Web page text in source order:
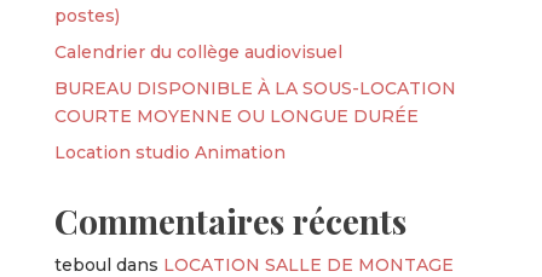
postes)
Calendrier du collège audiovisuel
BUREAU DISPONIBLE À LA SOUS-LOCATION
COURTE MOYENNE OU LONGUE DURÉE
Location studio Animation
Commentaires récents
teboul dans LOCATION SALLE DE MONTAGE